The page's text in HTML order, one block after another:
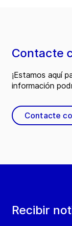
Recibir
Contacte
¡Estamos aquí
información
Contacte